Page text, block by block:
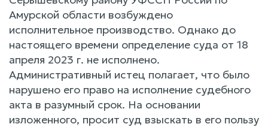
Амурской области возбуждено
исполнительное производство. Однако до
настоящего времени определение суда от 18
апреля 2023 г. не исполнено.
Административный истец полагает, что было
нарушено его право на исполнение судебного
акта в разумный срок. На основании
изложенного, просит суд взыскать в его пользу